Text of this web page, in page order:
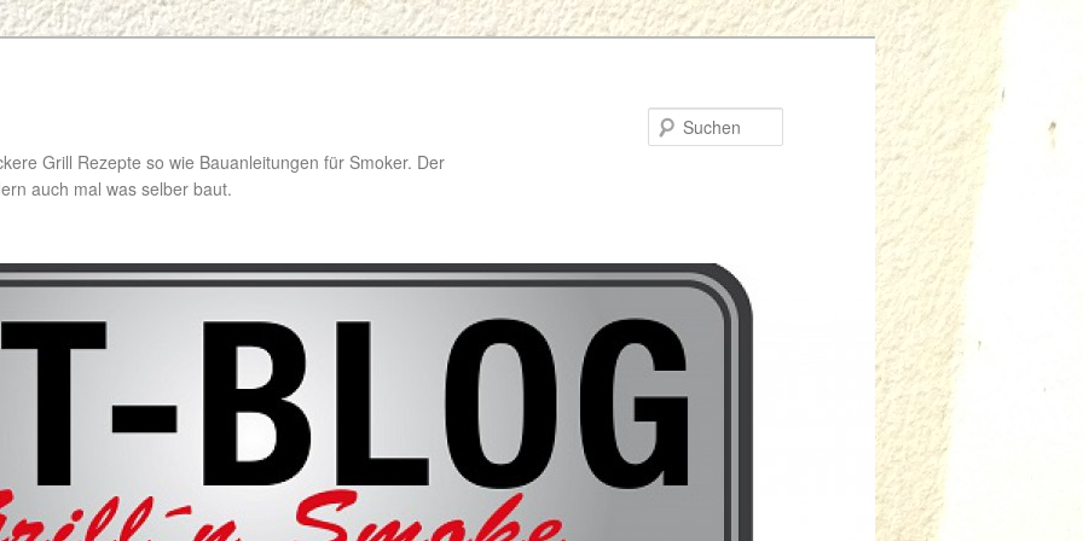
Grill Rezepte so wie Bauanleitungen für Smoker. Der
auch mal was selber baut.